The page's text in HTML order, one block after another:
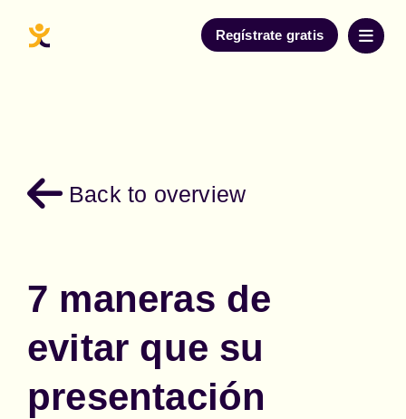
Regístrate gratis
Back to overview
7 maneras de
evitar que su
presentación